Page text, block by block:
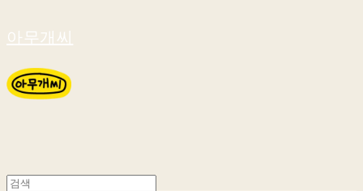
아무개씨